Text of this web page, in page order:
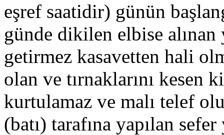
eşref saatidir) günün
günde dikilen elbise
getirmez kasavetten hali
olan ve tırnaklarını kesen
kurtulamaz ve malı telef
(batı) tarafına yapılan